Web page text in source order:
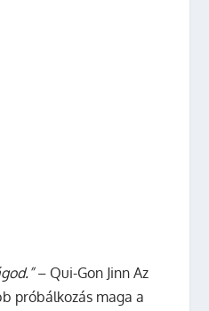
– Qui-Gon Jinn Az
próbálkozás maga a